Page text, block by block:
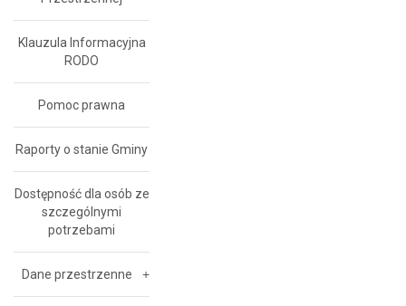
Klauzula Informacyjna
RODO
Pomoc prawna
Raporty o stanie Gminy
Dostępność dla osób ze
szczególnymi
potrzebami
Dane przestrzenne